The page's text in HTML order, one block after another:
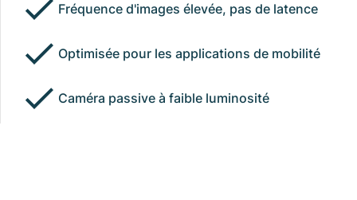
Fréquence d'images élevée, pas de latence
Optimisée pour les applications de mobilité
Caméra passive à faible luminosité